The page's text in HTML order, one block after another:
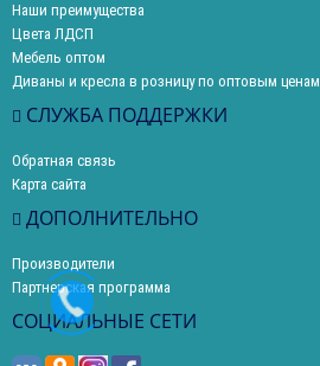
Наши преимущества
Цвета ЛДСП
Мебель оптом
Диваны и кресла в розницу по оптовым ценам
СЛУЖБА ПОДДЕРЖКИ
Обратная связь
Карта сайта
ДОПОЛНИТЕЛЬНО
Производители
Партнерская программа
СОЦИАЛЬНЫЕ СЕТИ